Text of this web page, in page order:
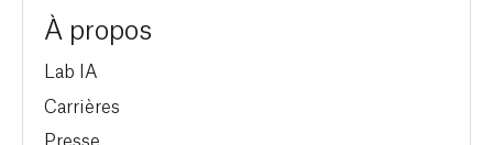
À propos
Lab IA
Carrières
Presse